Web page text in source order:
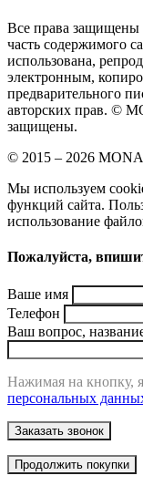
Все права защищены
часть содержимого
использована,
электронным,
предварительного
авторских прав. ©
защищены.
© 2015 – 2026
Мы используем
функций сайта.
использование
Пожалуйста,
Ваше имя
Телефон
Ваш вопрос,
Нажимая на кнопку,
персональных
Заказать звонок
Продолжить покупки